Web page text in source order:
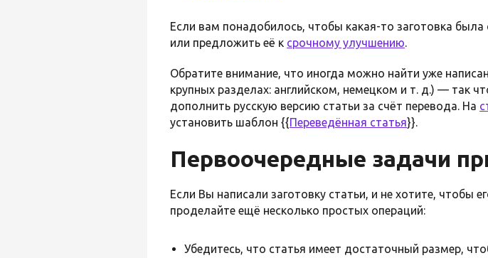
Если вам понадобилось, чтобы какая-то заготовка
или предложить её к срочному улучшению.
Обратите внимание, что иногда можно найти уже
крупных разделах: английском, немецком и т. д.) — так
дополнить русскую версию статьи за счёт перевода. На
установить шаблон {{Переведённая статья}}.
Первоочередные задачи
Если Вы написали заготовку статьи, и не хотите, чтобы
проделайте ещё несколько простых операций:
Убедитесь, что статья имеет достаточный размер,